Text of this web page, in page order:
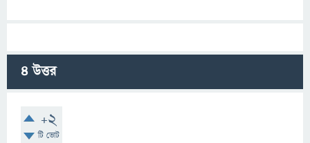
4উত্তর
+2
টি ভোট